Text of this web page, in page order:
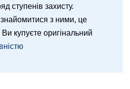
ступенів захисту.
з ними, це
купуєте оригінальний